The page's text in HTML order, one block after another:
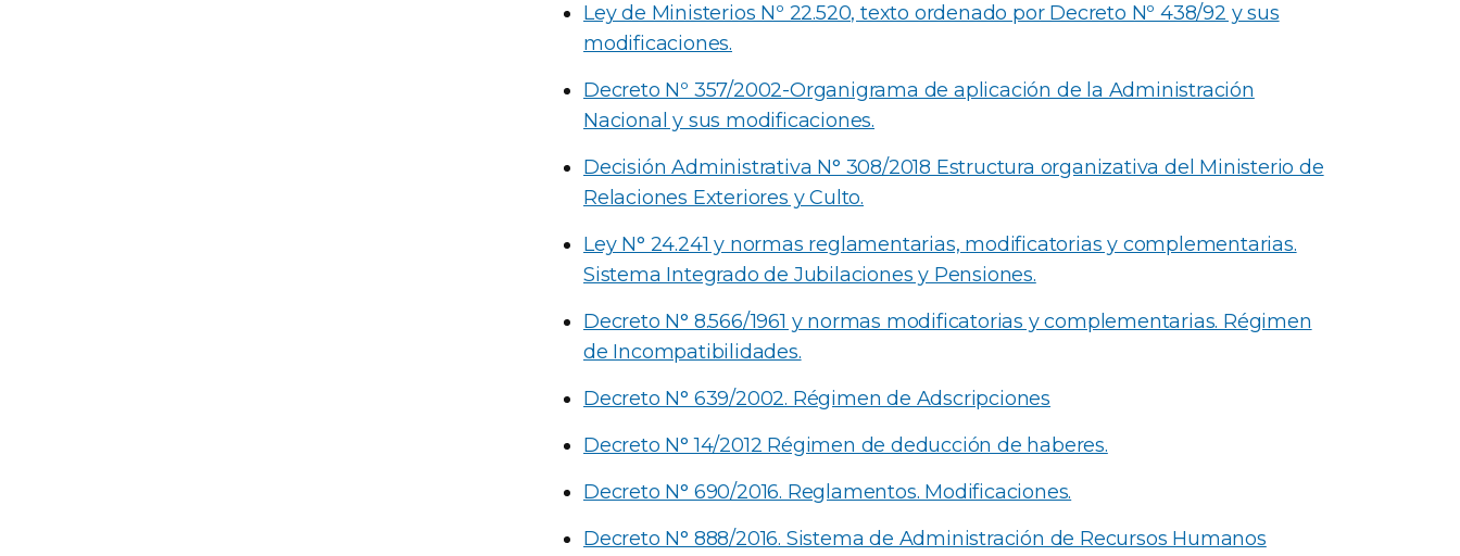
Ley de Ministerios Nº 22.520, texto ordenado por Decreto Nº 438/92 y sus
modificaciones.
Decreto Nº 357/2002-Organigrama de aplicación de la Administración
Nacional y sus modificaciones.
Decisión Administrativa N° 308/2018 Estructura organizativa del Ministerio de
Relaciones Exteriores y Culto.
Ley N° 24.241 y normas reglamentarias, modificatorias y complementarias.
Sistema Integrado de Jubilaciones y Pensiones.
Decreto N° 8.566/1961 y normas modificatorias y complementarias. Régimen
de Incompatibilidades.
Decreto N° 639/2002. Régimen de Adscripciones
Decreto N° 14/2012 Régimen de deducción de haberes.
Decreto N° 690/2016. Reglamentos. Modificaciones.
Decreto N° 888/2016. Sistema de Administración de Recursos Humanos